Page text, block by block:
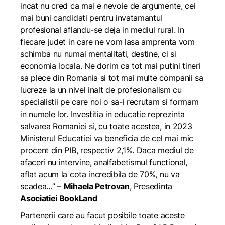
incat nu cred ca mai e nevoie de argumente, cei
mai buni candidati pentru invatamantul
profesional aflandu-se deja in mediul rural. In
fiecare judet in care ne vom lasa amprenta vom
schimba nu numai mentalitati, destine, ci si
economia locala. Ne dorim ca tot mai putini tineri
sa plece din Romania si tot mai multe companii sa
lucreze la un nivel inalt de profesionalism cu
specialistii pe care noi o sa-i recrutam si formam
in numele lor. Investitia in educatie reprezinta
salvarea Romaniei si, cu toate acestea, in 2023
Ministerul Educatiei va beneficia de cel mai mic
procent din PIB, respectiv 2,1%. Daca mediul de
afaceri nu intervine, analfabetismul functional,
aflat acum la cota incredibila de 70%, nu va
scadea…”– Mihaela Petrovan, Presedinta
Asociatiei BookLand
Partenerii care au facut posibile toate aceste